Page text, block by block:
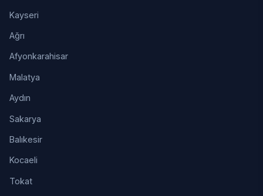
Kayseri
Ağrı
Afyonkarahisar
Malatya
Aydın
Sakarya
Balıkesir
Kocaeli
Tokat